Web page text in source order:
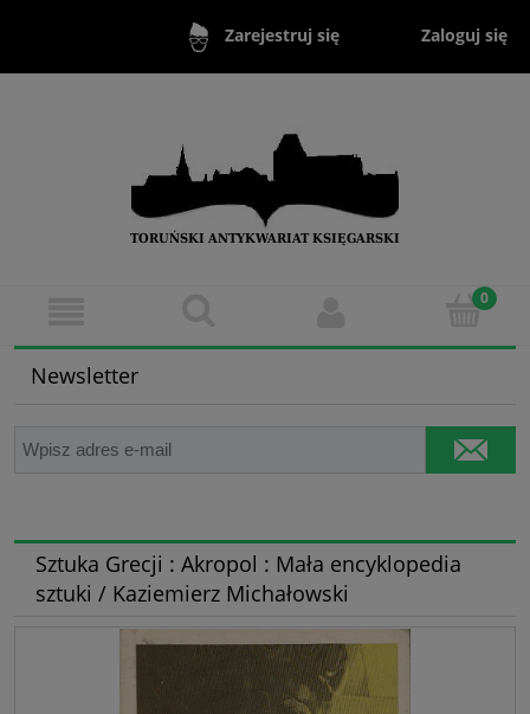
Zarejestruj się Zaloguj się
Newsletter
Sztuka Grecji : Akropol : Mała encyklopedia
sztuki / Kaziemierz Michałowski